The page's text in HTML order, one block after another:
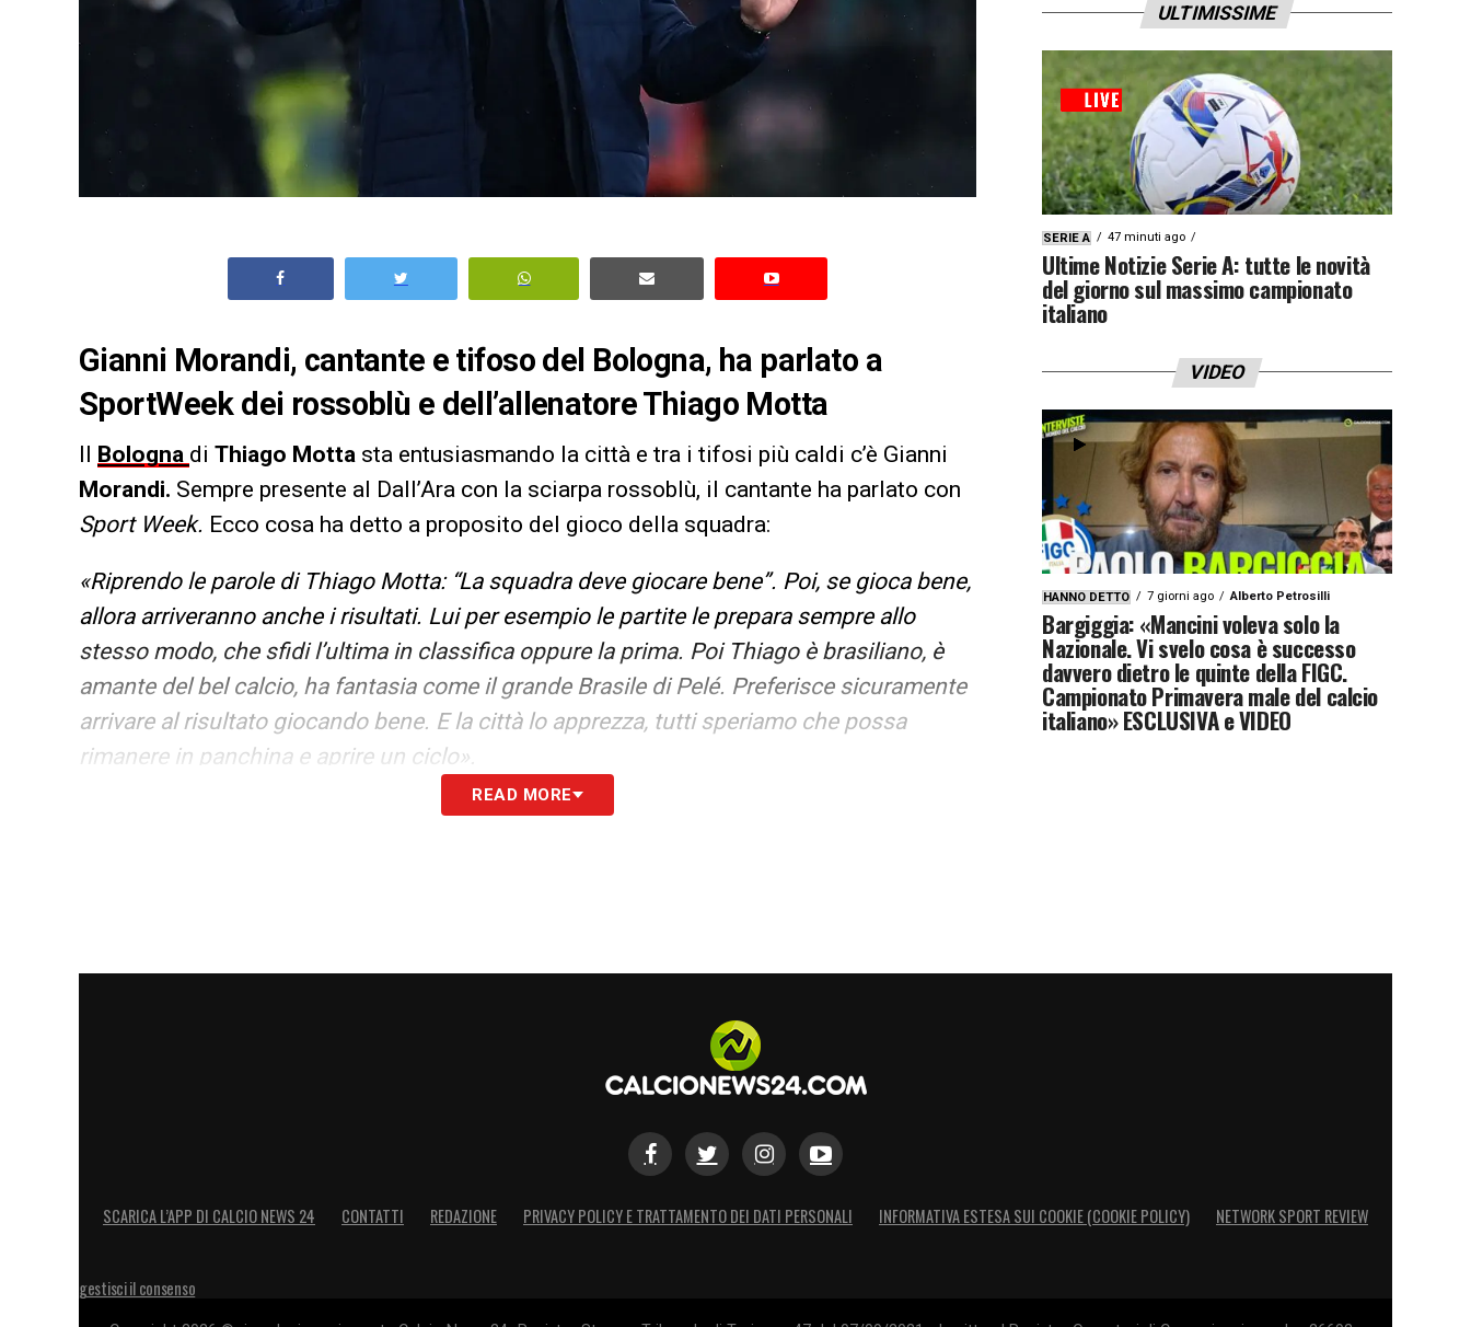
Gianni Morandi, cantante e tifoso del Bologna, ha parlato a
SportWeek dei rossoblù e dell’allenatore Thiago Motta
Il Bologna di Thiago Motta sta entusiasmando la città e tra i tifosi più caldi c’è Gianni
Morandi. Sempre presente al Dall’Ara con la sciarpa rossoblù, il cantante ha parlato con
Sport Week. Ecco cosa ha detto a proposito del gioco della squadra:
«Riprendo le parole di Thiago Motta: “La squadra deve giocare bene”. Poi, se gioca bene,
allora arriveranno anche i risultati. Lui per esempio le partite le prepara sempre allo
stesso modo, che sfidi l’ultima in classifica oppure la prima. Poi Thiago è brasiliano, è
amante del bel calcio, ha fantasia come il grande Brasile di Pelé. Preferisce sicuramente
arrivare al risultato giocando bene. E la città lo apprezza, tutti speriamo che possa
rimanere in panchina e aprire un ciclo».
LA PLAYLIST DELLE NOSTRE TOP NEWS
READ MORE
ULTIMISSIME
SERIE A 47 minuti ago
Ultime Notizie Serie A: tutte le novità
del giorno sul massimo campionato
italiano
VIDEO
HANNO DETTO 7 giorni ago Alberto Petrosilli
Bargiggia: «Mancini voleva solo la
Nazionale. Vi svelo cosa è successo
davvero dietro le quinte della FIGC.
Campionato Primavera male del calcio
italiano» ESCLUSIVA e VIDEO
SCARICA L’APP DI CALCIO NEWS 24 CONTATTI REDAZIONE PRIVACY POLICY E TRATTAMENTO DEI DATI PERSONALI INFORMATIVA ESTESA SUI COOKIE (COOKIE POLICY) NETWORK SPORT REVIEW
gestisci il consenso